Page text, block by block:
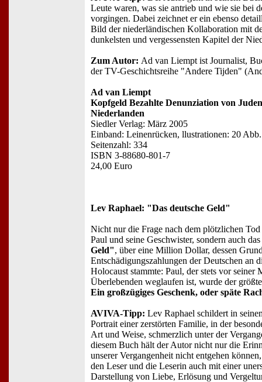
Leute waren, was sie antrieb und wie sie bei
vorgingen. Dabei zeichnet er ein ebenso
Bild der niederländischen Kollaboration mit
dunkelsten und vergessensten Kapitel der
Zum Autor: Ad van Liempt ist Journalist,
der TV-Geschichtsreihe "Andere Tijden"
Ad van Liempt
Kopfgeld Bezahlte Denunziation von
Niederlanden
Siedler Verlag: März 2005
Einband: Leinenrücken, llustrationen: 20 Abb.
Seitenzahl: 334
ISBN 3-88680-801-7
24,00 Euro
Lev Raphael: "Das deutsche Geld"
Nicht nur die Frage nach dem plötzlichen
Paul und seine Geschwister, sondern auch
Geld", über eine Million Dollar, dessen
Entschädigungszahlungen der Deutschen an
Holocaust stammte: Paul, der stets vor seiner
Überlebenden weglaufen ist, wurde der
Ein großzügiges Geschenk, oder späte
AVIVA-Tipp: Lev Raphael schildert in
Portrait einer zerstörten Familie, in der
Art und Weise, schmerzlich unter der
diesem Buch hält der Autor nicht nur die
unserer Vergangenheit nicht entgehen
den Leser und die Leserin auch mit einer
Darstellung von Liebe, Erlösung und